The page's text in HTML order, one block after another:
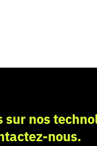
sur nos
nous.